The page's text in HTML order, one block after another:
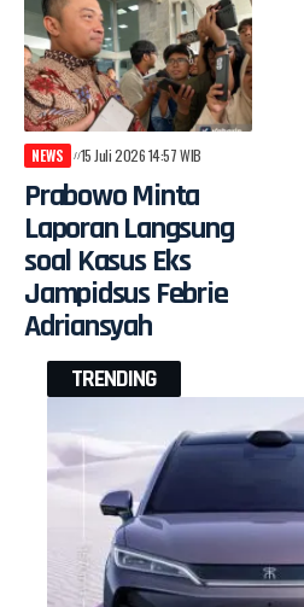
NEWS 15 Juli 2026 14:57 WIB
Prabowo Minta
Laporan Langsung
soal Kasus Eks
Jampidsus Febrie
Adriansyah
TRENDING